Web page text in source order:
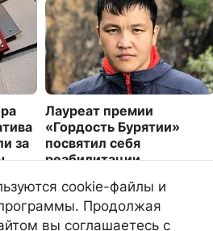
за
Лауреат премии
«Гордость Бурятии»
посвятил себя
реабилитации
4857
cookie-файлы и
Продолжая
вы соглашаетесь с